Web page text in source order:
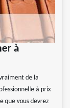
à
de la
à prix
que vous devrez